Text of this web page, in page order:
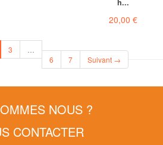
h...
20,00 €
3
…
6
7 Suivant →
NOUS ?
CONTACTER